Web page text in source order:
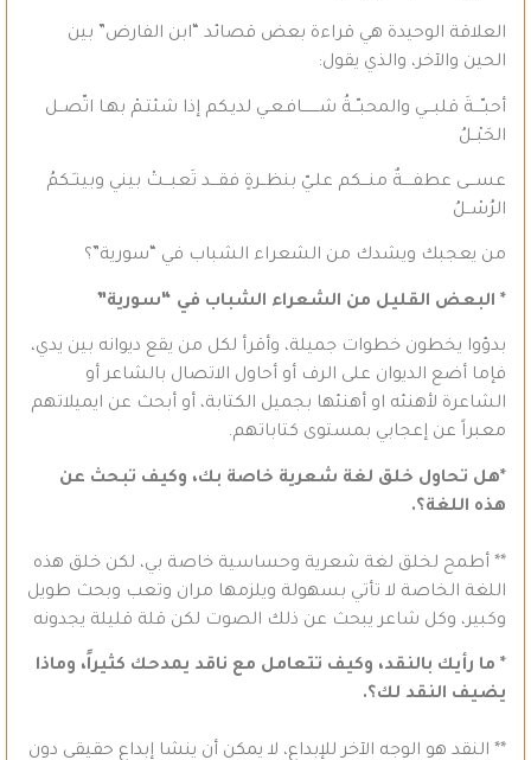
العلاقة الوحيدة هي قراءة بعض قصائد “ابن الفارض” بين
الحين والآخر، والذي يقول:
أحبـّـــةَ قلبـــي والمحبـّــةُ شـــــــافـعـي لديـكم إذا شئتـمْ بهـا اتّصــل
الحَبْــلُ
عســـى عطفــــةٌ منـــكم علـيّ بنظــرةٍ فقـــد تَعبـــتْ بيني وبينـَـكمُ
الرُسْــلُ
من يعجبك ويشدك من الشعراء الشباب في “سورية”؟
* البعض القليل من الشعراء الشباب في “سورية”
بدؤوا يخطون خطوات جميلة، وأقرأ لكل من يقع ديوانه بين يدي،
فإما أضع الديوان على الرف أو أحاول الاتصال بالشاعر أو
الشاعرة لأهنئه او أهنئها بجميل الكتابة، أو أبحث عن ايميلاتهم
معبراً عن إعجابي بمستوى كتاباتهم.
*هل تحاول خلق لغة شعرية خاصة بك، وكيف تبحث عن
هذه اللغة؟.
** أطمح لخلق لغة شعرية وحساسية خاصة بي، لكن خلق هذه
اللغة الخاصة لا تأتي بسهولة ويلزمها مران وتعب وبحث طويل
وكبير، وكل شاعر يبحث عن ذلك الصوت لكن قلة قليلة يجدونه
* ما رأيك بالنقد، وكيف تتعامل مع ناقد يمدحك كثيراً، وماذا
يضيف النقد لك؟.
** النقد هو الوجه الآخر للإبداع، لا يمكن أن ينشا إبداع حقيقي دون